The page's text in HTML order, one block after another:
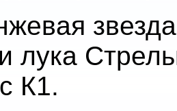
лука
К1.